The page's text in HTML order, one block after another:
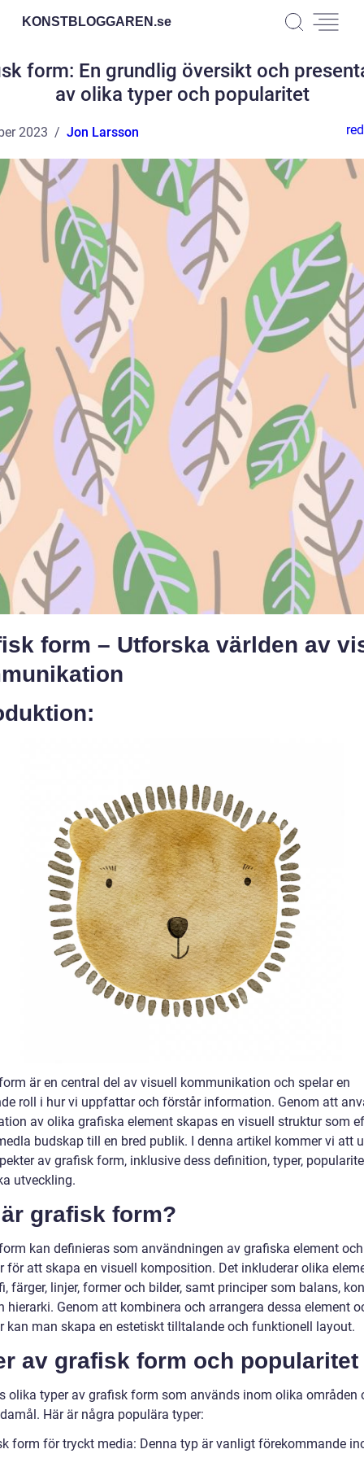
KONSTBLOGGAREN.se
form: En grundlig översikt och
av olika typer och popularitet
2023 Jon Larsson
form – Utforska världen av
är en central del av visuell kommunikation och spelar en
roll i hur vi uppfattar och förstår information. Genom att
av olika grafiska element skapas en visuell struktur som
budskap till en bred publik. I denna artikel kommer vi att
av grafisk form, inklusive dess definition, typer,
utveckling.
grafisk form?
kan definieras som användningen av grafiska element och
för att skapa en visuell komposition. Det inkluderar olika
färger, linjer, former och bilder, samt principer som balans,
hierarki. Genom att kombinera och arrangera dessa element
kan man skapa en estetiskt tilltalande och funktionell layout.
av grafisk form och popularitet
olika typer av grafisk form som används inom olika områden
Här är några populära typer:
form för tryckt media: Denna typ är vanligt förekommande